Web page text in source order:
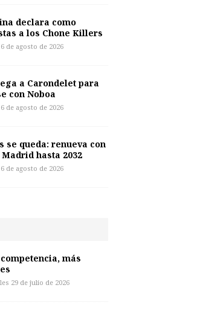
declara como
a los Chone Killers
de agosto de 2026
a Carondelet para
con Noboa
de agosto de 2026
se queda: renueva con
hasta 2032
de agosto de 2026
más
29 de julio de 2026